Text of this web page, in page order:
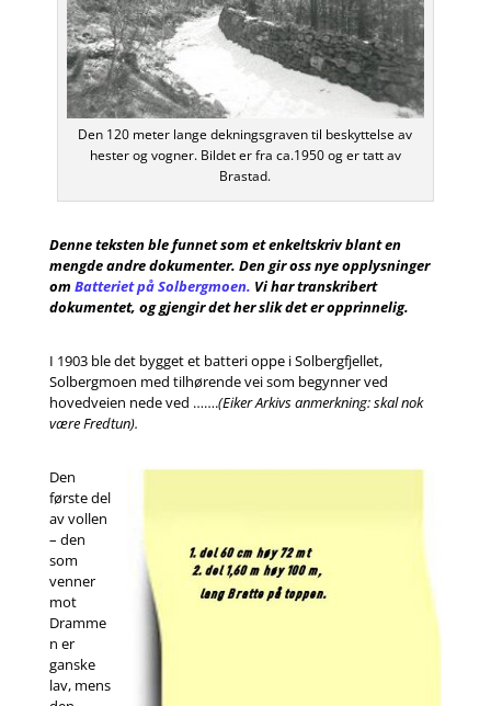
Den 120 meter lange dekningsgraven til beskyttelse av
hester og vogner. Bildet er fra ca.1950 og er tatt av
Brastad.
Denne teksten ble funnet som et enkeltskriv blant en
mengde andre dokumenter. Den gir oss nye opplysninger
om Batteriet på Solbergmoen. Vi har transkribert
dokumentet, og gjengir det her slik det er opprinnelig.
I 1903 ble det bygget et batteri oppe i Solbergfjellet,
Solbergmoen med tilhørende vei som begynner ved
hovedveien nede ved …….(Eiker Arkivs anmerkning: skal nok
være Fredtun).
Den
første del
av vollen
– den
som
venner
mot
Dramme
n er
ganske
lav, mens